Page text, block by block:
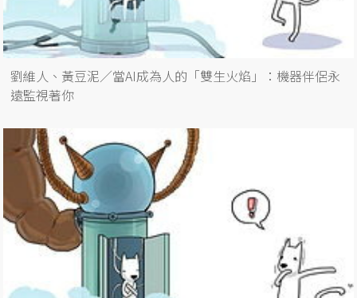
劉維人、黃豆泥／當AI成為人的「雙生火焰」：機器伴侶永
遠監視著你